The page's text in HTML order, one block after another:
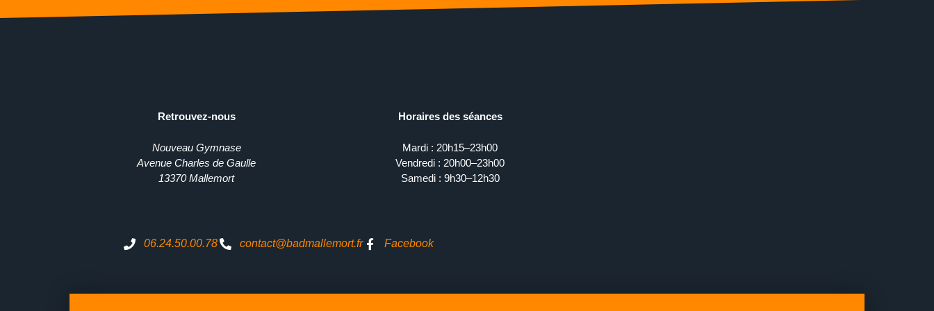
Retrouvez-nous
Nouveau Gymnase
Avenue Charles de Gaulle
13370 Mallemort
Horaires des séances
Mardi : 20h15–23h00
Vendredi : 20h00–23h00
Samedi : 9h30–12h30
06.24.50.00.78 contact@badmallemort.fr Facebook